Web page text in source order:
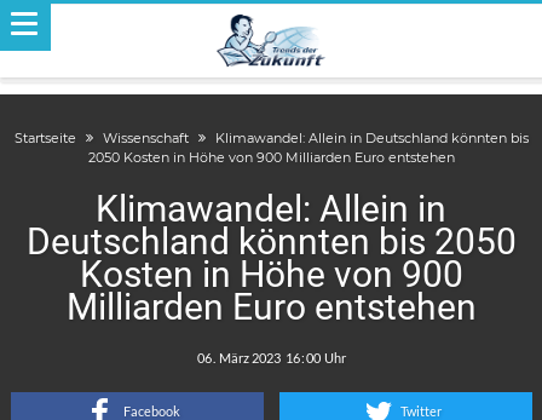
Startseite Wissenschaft
Klimawandel: Allein in Deutschland könnten bis
2050 Kosten in Höhe von 900 Milliarden Euro entstehen
Klimawandel: Allein in
Deutschland könnten bis 2050
Kosten in Höhe von 900
Milliarden Euro entstehen
:
Facebook Twitter